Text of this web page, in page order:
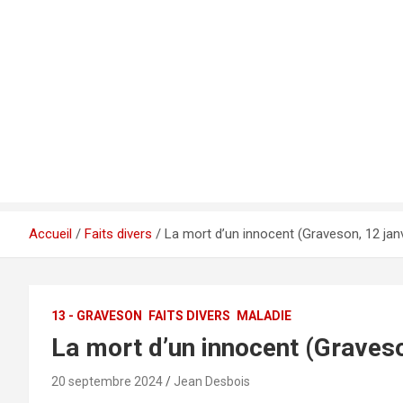
Accueil Faits divers La mort d’un innocent (Graveson, 12
13 - GRAVESON FAITS DIVERS MALADIE
La mort d’un innocent
20 septembre 2024 Jean Desbois